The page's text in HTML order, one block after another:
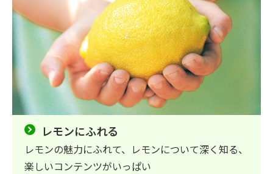
レモンにふれる
レモンの魅力にふれて、レモンについて深く知る、
楽しいコンテンツがいっぱい